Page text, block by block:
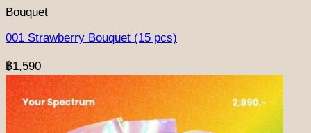
Bouquet
001 Strawberry Bouquet (15 pcs)
฿1,590